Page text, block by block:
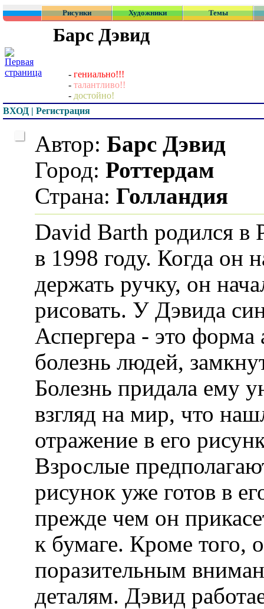
Рисунки Художники Темы
Барс Дэвид
- гениально!!!
- талантливо!!
- достойно!
ВХОД | Регистрация
Автор: Барс Дэвид
Город: Роттердам
Страна: Голландия
David Barth родился в
в 1998 году. Когда он
держать ручку, он
рисовать. У Дэвида
Аспергера - это форма
болезнь людей,
Болезнь придала ему
взгляд на мир, что
отражение в его
Взрослые
рисунок уже готов в
прежде чем он
к бумаге. Кроме того,
поразительным
деталям. Дэвид